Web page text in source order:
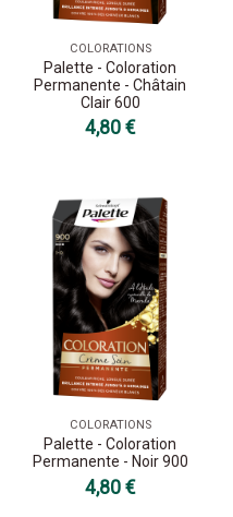
COLORATIONS
Palette - Coloration
Permanente - Châtain
Clair 600
4,80 €
COLORATIONS
Palette - Coloration
Permanente - Noir 900
4,80 €